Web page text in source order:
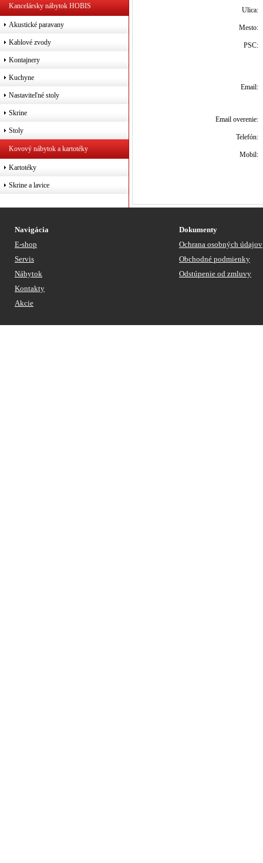
Kancelársky nábytok HOBIS
Akustické paravany
Kablové zvody
Kontajnery
Kuchyne
Nastaviteľné stoly
Skrine
Stoly
Kovový nábytok a kartotéky
Kartotéky
Skrine a lavice
Ulica:
Mesto:
PSC:
Email:
Email overenie:
Telefón:
Mobil:
Navigácia
E-shop
Servis
Nábytok
Kontakty
Akcie
Dokumenty
Ochrana osobných údajov
Obchodné podmienky
Odstúpenie od zmluvy